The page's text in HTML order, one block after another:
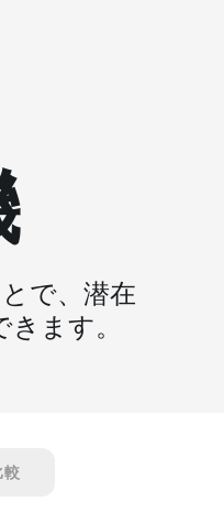
で、潜在
ます。
較